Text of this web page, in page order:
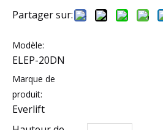
Partager sur:
Modèle:
ELEP-20DN
Marque de
produit:
Everlift